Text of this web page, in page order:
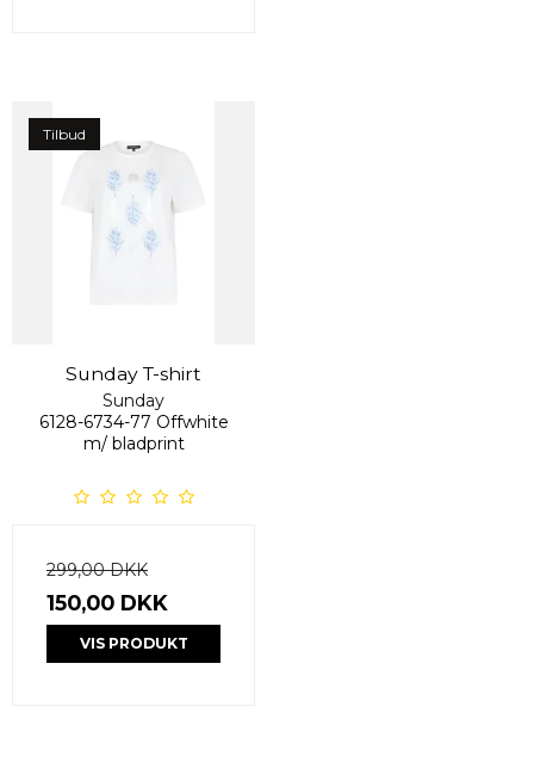
Tilbud
Sunday T-shirt
Sunday
6128-6734-77 Offwhite
m/ bladprint
299,00 DKK
150,00 DKK
VIS PRODUKT